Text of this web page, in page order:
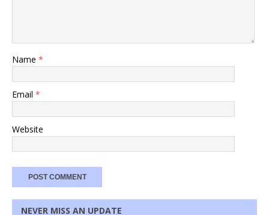
Name *
Email *
Website
NEVER MISS AN UPDATE